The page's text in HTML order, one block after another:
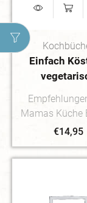
Einfach
Mamas Küche
€14,95